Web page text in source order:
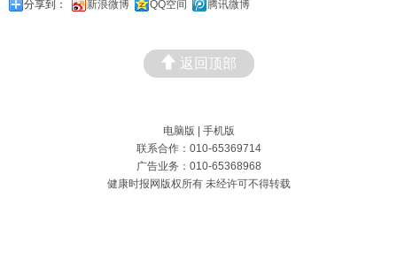
分享到： 新浪微博 QQ空间 腾讯微博
返回顶部
电脑版
手机版
联系合作：010-65369714
广告业务：010-65368968
健康时报网版权所有 未经许可不得转载